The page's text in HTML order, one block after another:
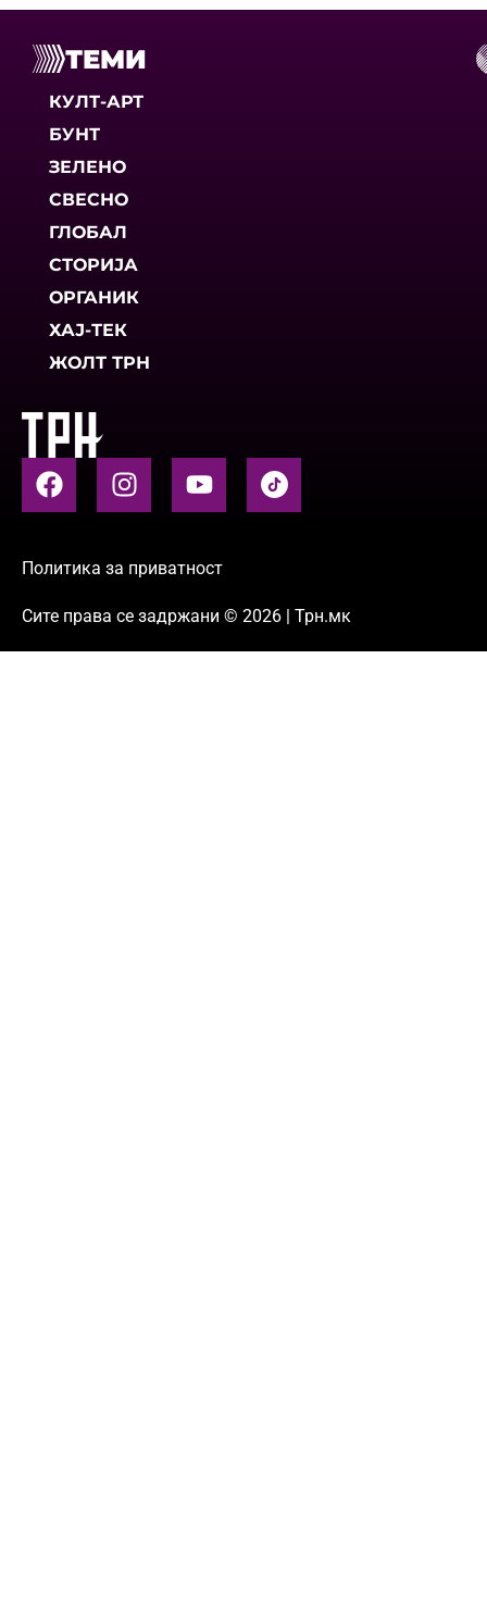
ТЕМИ
КУЛТ-АРТ
БУНТ
ЗЕЛЕНО
СВЕСНО
ГЛОБАЛ
СТОРИЈА
ОРГАНИК
ХАЈ-ТЕК
ЖОЛТ ТРН
Политика за приватност
Сите права се задржани © 2026 | Трн.мк